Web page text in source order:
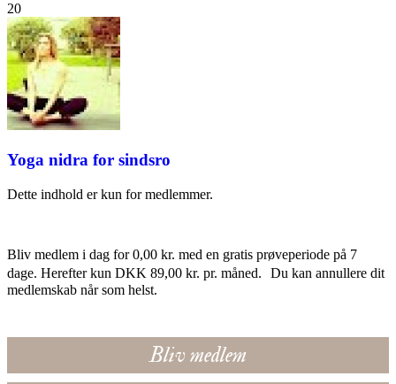
20
Yoga nidra for sindsro
Dette indhold er kun for medlemmer.
Bliv medlem i dag for 0,00 kr. med en gratis prøveperiode på 7
dage. Herefter kun DKK 89,00 kr. pr. måned. Du kan annullere dit
medlemskab når som helst.
Bliv medlem